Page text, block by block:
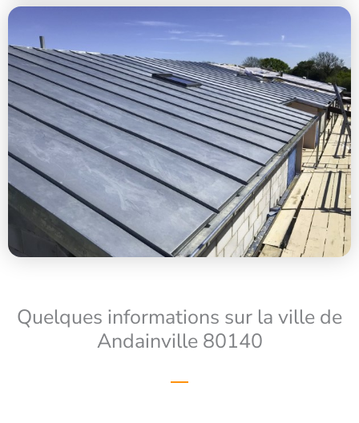
Quelques informations sur la ville de
Andainville 80140